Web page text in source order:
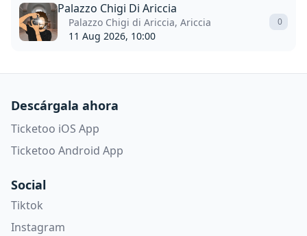
Palazzo Chigi Di Ariccia
Palazzo Chigi di Ariccia, Ariccia
11 Aug 2026, 10:00
0
Descárgala ahora
Ticketoo iOS App
Ticketoo Android App
Social
Tiktok
Instagram